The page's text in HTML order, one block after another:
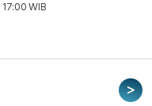
17:00 WIB
>